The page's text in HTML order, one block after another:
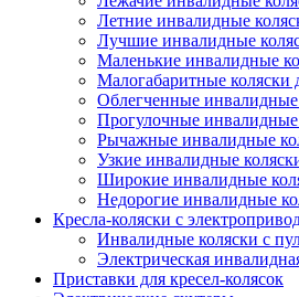
Летние инвалидные
Лучшие инвалидные
Маленькие инвалидные
Малогабаритные коляски
Облегченные инвалидные
Прогулочные инвалидные
Рычажные инвалидные
Узкие инвалидные
Широкие инвалидные
Недорогие инвалидные
Кресла-коляски с
Инвалидные коляски с
Электрическая
Приставки для кресел-колясок